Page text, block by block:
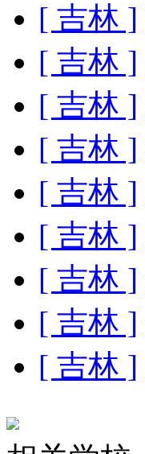
[ 吉林 ]
[ 吉林 ]
[ 吉林 ]
[ 吉林 ]
[ 吉林 ]
[ 吉林 ]
[ 吉林 ]
[ 吉林 ]
[ 吉林 ]